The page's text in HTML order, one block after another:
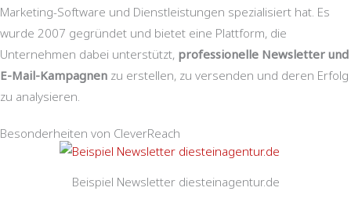
Marketing-Software und Dienstleistungen spezialisiert hat. Es
wurde 2007 gegründet und bietet eine Plattform, die
Unternehmen dabei unterstützt, professionelle Newsletter und
E-Mail-Kampagnen zu erstellen, zu versenden und deren Erfolg
zu analysieren.
Besonderheiten von CleverReach
Beispiel Newsletter diesteinagentur.de